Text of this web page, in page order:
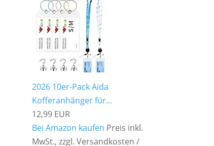
2026 10er-Pack Aida
Kofferanhänger für...
12,99 EUR
Bei Amazon kaufen Preis inkl.
MwSt., zzgl. Versandkosten /